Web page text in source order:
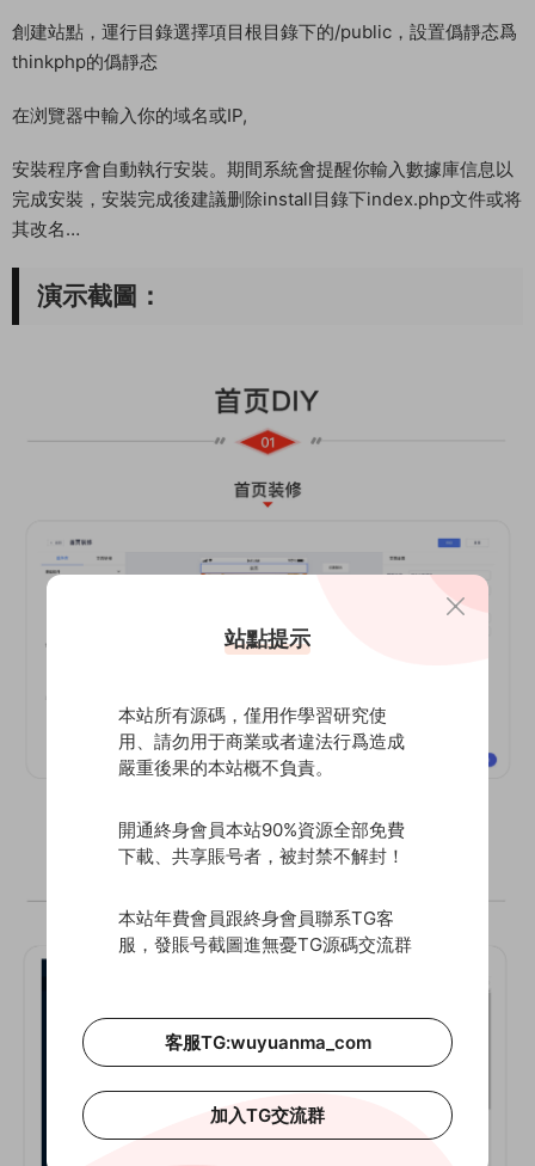
創建站點，運行目錄選擇項目根目錄下的/public，設置僞靜态爲
thinkphp的僞靜态
在浏覽器中輸入你的域名或IP,
安裝程序會自動執行安裝。期間系統會提醒你輸入數據庫信息以
完成安裝，安裝完成後建議删除install目錄下index.php文件或将
其改名…
演示截圖：
站點提示
本站所有源碼，僅用作學習研究使
用、請勿用于商業或者違法行爲造成
嚴重後果的本站概不負責。
開通終身會員本站90%資源全部免費
下載、共享賬号者，被封禁不解封！
本站年費會員跟終身會員聯系TG客
服，發賬号截圖進無憂TG源碼交流群
客服TG:wuyuanma_com
加入TG交流群